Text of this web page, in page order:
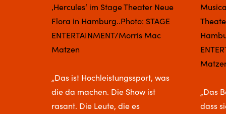
„Das ist Hochleistungssport, was
die da machen. Die Show ist
rasant. Die Leute, die es
„Das
dass